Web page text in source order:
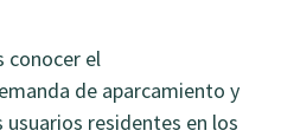
conocer el
de aparcamiento y
residentes en los